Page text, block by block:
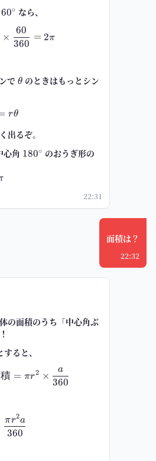
60^\circ
60∘ なら、
l=2\pi\times 6\times
×
360
60
= 2π
で \theta
θ のときはもっとシン
l=r\theta
rθ
出るぞ。
心角 180^\circ
180∘ のおうぎ形の
22:31
面積は？
22:32
の面積のうち「中心角ぶ
すると、
\text{おうぎ形の面積}=\pi
= πr2 ×
360
a
S=\frac{\pi r^2 a}{360}
360
πr2a